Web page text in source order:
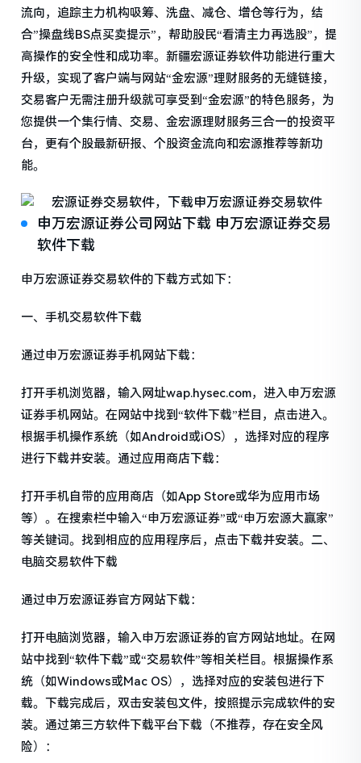
流向，追踪主力机构吸筹、洗盘、减仓、增仓等行为，结
合”操盘线BS点买卖提示”，帮助股民“看清主力再选股”，提
高操作的安全性和成功率。新疆宏源证券软件功能进行重大
升级，实现了客户端与网站“金宏源”理财服务的无缝链接，
交易客户无需注册升级就可享受到“金宏源”的特色服务，为
您提供一个集行情、交易、金宏源理财服务三合一的投资平
台，更有个股最新研报、个股资金流向和宏源推荐等新功
能。
申万宏源证券公司网站下载 申万宏源证券交易
软件下载
申万宏源证券交易软件的下载方式如下：
一、手机交易软件下载
通过申万宏源证券手机网站下载：
打开手机浏览器，输入网址wap.hysec.com，进入申万宏源
证券手机网站。在网站中找到“软件下载”栏目，点击进入。
根据手机操作系统（如Android或iOS），选择对应的程序
进行下载并安装。通过应用商店下载：
打开手机自带的应用商店（如App Store或华为应用市场
等）。在搜索栏中输入“申万宏源证券”或“申万宏源大赢家”
等关键词。找到相应的应用程序后，点击下载并安装。二、
电脑交易软件下载
通过申万宏源证券官方网站下载：
打开电脑浏览器，输入申万宏源证券的官方网站地址。在网
站中找到“软件下载”或“交易软件”等相关栏目。根据操作系
统（如Windows或Mac OS），选择对应的安装包进行下
载。下载完成后，双击安装包文件，按照提示完成软件的安
装。通过第三方软件下载平台下载（不推荐，存在安全风
险）：